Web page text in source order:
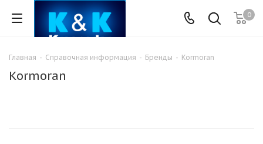
0
Главная - Справочная информация - Бренды - Kormoran
Kormoran